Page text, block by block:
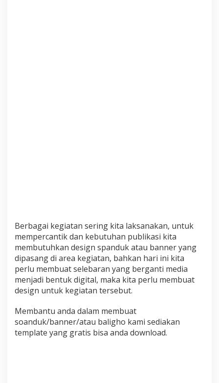
Berbagai kegiatan sering kita laksanakan, untuk
mempercantik dan kebutuhan publikasi kita
membutuhkan design spanduk atau banner yang
dipasang di area kegiatan, bahkan hari ini kita
perlu membuat selebaran yang berganti media
menjadi bentuk digital, maka kita perlu membuat
design untuk kegiatan tersebut.
Membantu anda dalam membuat
soanduk/banner/atau baligho kami sediakan
template yang gratis bisa anda download.